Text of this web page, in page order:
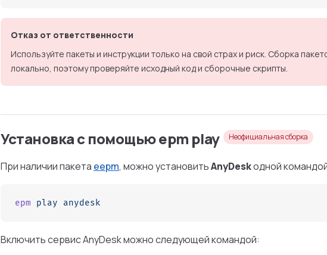
Отказ от ответственности
Используйте пакеты и инструкции только на свой страх и риск. Сборка
локально, поэтому проверяйте исходный код и сборочные скрипты.
Установка c помощью epm play Неофициальная сборка
При наличии пакета eepm, можно установитьAnyDeskодной
epm play anydesk
Включить сервис AnyDesk можно следующей командой: